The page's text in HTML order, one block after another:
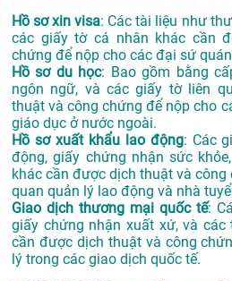
Hồ sơ xin visa: Các tài liệu như
các giấy tờ cá nhân khác cần
chứng để nộp cho các đại sứ
Hồ sơ du học: Bao gồm bằng
ngôn ngữ, và các giấy tờ liên
thuật và công chứng để nộp cho
giáo dục ở nước ngoài.
Hồ sơ xuất khẩu lao động: Các
động, giấy chứng nhận sức
khác cần được dịch thuật và
quan quản lý lao động và nhà
Giao dịch thương mại quốc tế:
giấy chứng nhận xuất xứ, và
cần được dịch thuật và công
lý trong các giao dịch quốc tế.